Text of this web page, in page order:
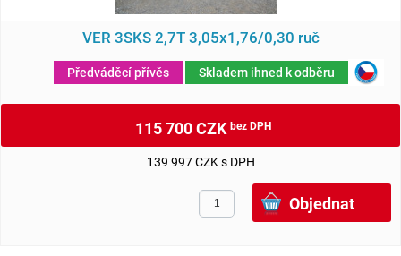
VER 3SKS 2,7T 3,05x1,76/0,30 ruč
Předváděcí přívěs Skladem ihned k odběru
115 700 CZKbez DPH
139 997 CZK s DPH